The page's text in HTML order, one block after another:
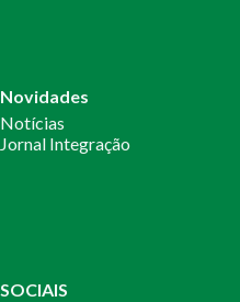
Novidades
Notícias
Jornal Integração
SOCIAIS